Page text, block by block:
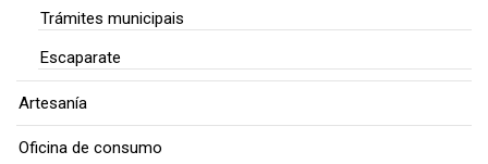
Trámites municipais
Escaparate
Artesanía
Oficina de consumo